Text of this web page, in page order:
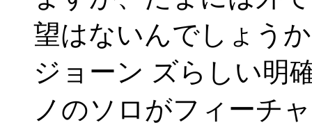
望はないんでしょう
ジョーン ズらしい明
ノのソロがフィーチ